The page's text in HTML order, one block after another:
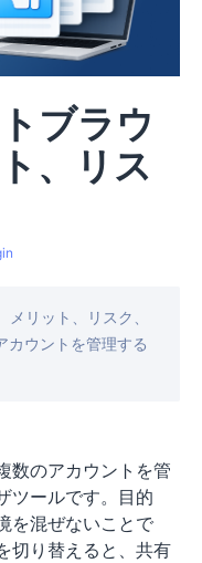
ブラウ
、リス
リット、リスク、
カウントを管理する
数のアカウントを管
ツールです。目的
を混ぜないことで
切り替えると、共有